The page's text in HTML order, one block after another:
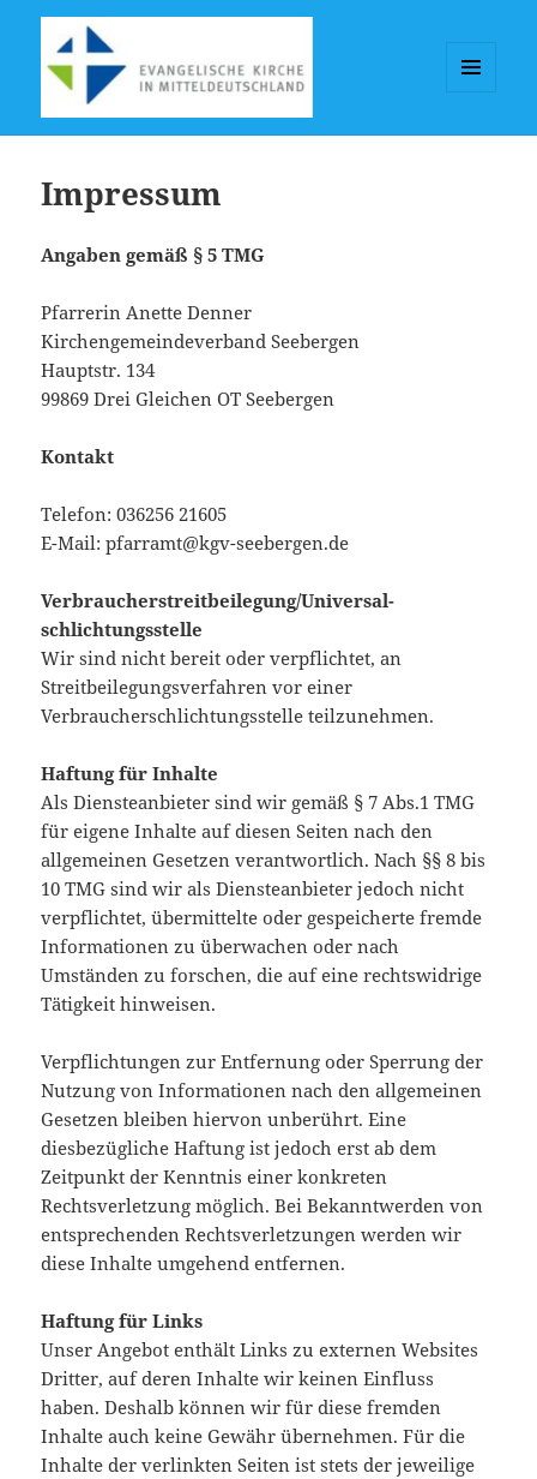
WIDGETS
Impressum
Angaben gemäß § 5 TMG
Pfarrerin Anette Denner
Kirchengemeindeverband Seebergen
Hauptstr. 134
99869 Drei Gleichen OT Seebergen
Kontakt
Telefon: 036256 21605
E-Mail: pfarramt@kgv-seebergen.de
Verbraucher­streit­beilegung/Universal­
schlichtungs­stelle
Wir sind nicht bereit oder verpflichtet, an
Streitbeilegungsverfahren vor einer
Verbraucherschlichtungsstelle teilzunehmen.
Haftung für Inhalte
Als Diensteanbieter sind wir gemäß § 7 Abs.1 TMG
für eigene Inhalte auf diesen Seiten nach den
allgemeinen Gesetzen verantwortlich. Nach §§ 8 bis
10 TMG sind wir als Diensteanbieter jedoch nicht
verpflichtet, übermittelte oder gespeicherte fremde
Informationen zu überwachen oder nach
Umständen zu forschen, die auf eine rechtswidrige
Tätigkeit hinweisen.
Verpflichtungen zur Entfernung oder Sperrung der
Nutzung von Informationen nach den allgemeinen
Gesetzen bleiben hiervon unberührt. Eine
diesbezügliche Haftung ist jedoch erst ab dem
Zeitpunkt der Kenntnis einer konkreten
Rechtsverletzung möglich. Bei Bekanntwerden von
entsprechenden Rechtsverletzungen werden wir
diese Inhalte umgehend entfernen.
Haftung für Links
Unser Angebot enthält Links zu externen Websites
Dritter, auf deren Inhalte wir keinen Einfluss
haben. Deshalb können wir für diese fremden
Inhalte auch keine Gewähr übernehmen. Für die
Inhalte der verlinkten Seiten ist stets der jeweilige